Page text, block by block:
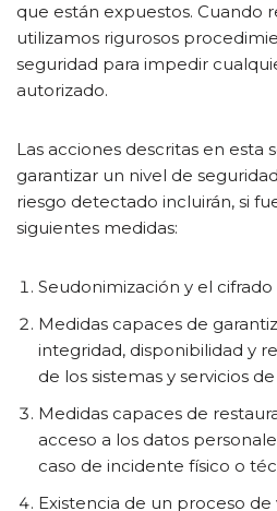
que están expuestos. Cuando
utilizamos rigurosos
seguridad para impedir
autorizado.
Las acciones descritas en esta
garantizar un nivel de
riesgo detectado incluirán, si
siguientes medidas:
Seudonimización y el
Medidas capaces de
integridad, disponibilidad y
de los sistemas y servicios
Medidas capaces de
acceso a los datos
caso de incidente físico o
Existencia de un proceso